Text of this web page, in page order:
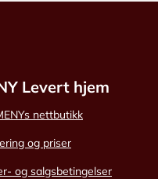
Levert hjem
nettbutikk
og priser
og salgsbetingelser